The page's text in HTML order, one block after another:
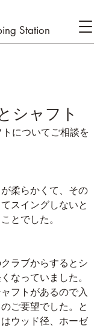
Station
シャフト
についてご相談を
が柔らかくて、その
スイングしないと
とでした。
ラブからするとシ
なっていました。
フトがあるので入
ご要望でした。と
ウッド径、ホーゼ